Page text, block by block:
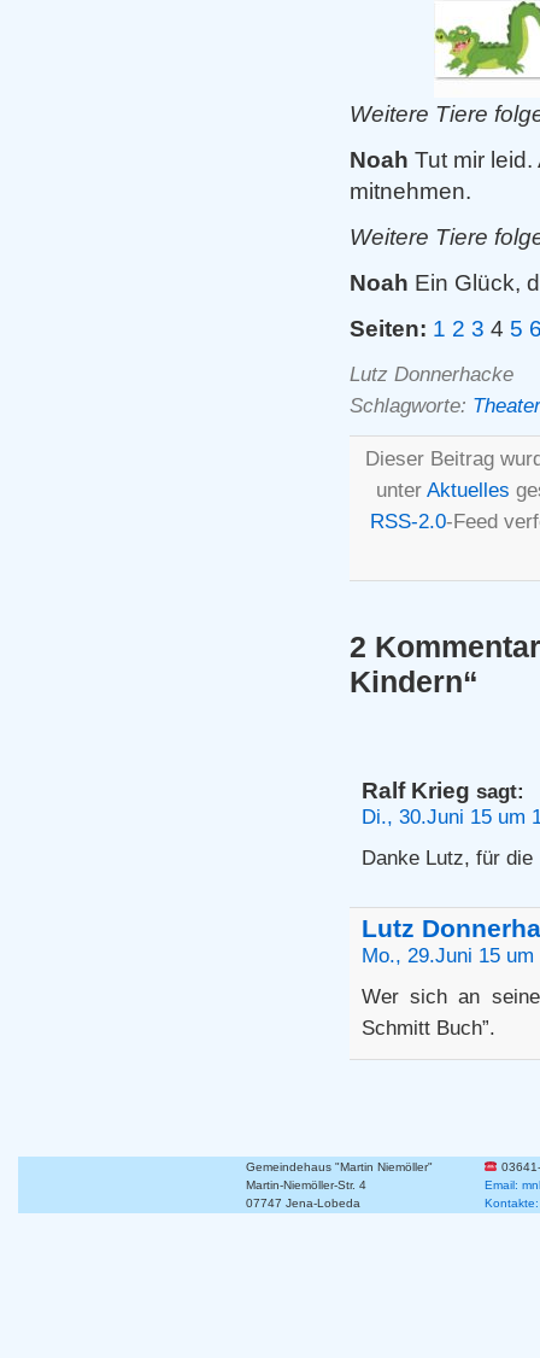
Weitere Tiere
Noah Tut mir
mitnehmen.
Weitere Tiere
Noah Ein Glück,
Seiten: 1 2 3 4 5
Lutz Donnerhacke
Schlagworte: Theater
Dieser Beitrag
unter Aktuelles
RSS-2.0-Feed
2
Kindern“
Ralf Krieg sagt:
Di., 30.Juni 15 um
Danke Lutz, für
Lutz
Mo., 29.Juni 15 um
Wer sich an
Schmitt Buch”.
Gemeindehaus "Martin Niemöller"
Martin-Niemöller-Str. 4
Email:
07747 Jena-Lobeda